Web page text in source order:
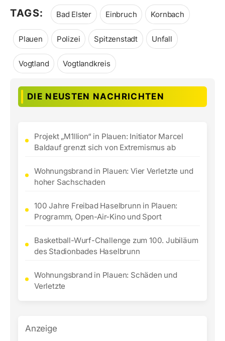
TAGS: Bad Elster Einbruch Kornbach
Plauen Polizei Spitzenstadt Unfall
Vogtland Vogtlandkreis
DIE NEUSTEN NACHRICHTEN
Projekt „M1llion“ in Plauen: Initiator Marcel
Baldauf grenzt sich von Extremismus ab
Wohnungsbrand in Plauen: Vier Verletzte und
hoher Sachschaden
100 Jahre Freibad Haselbrunn in Plauen:
Programm, Open-Air-Kino und Sport
Basketball-Wurf-Challenge zum 100. Jubiläum
des Stadionbades Haselbrunn
Wohnungsbrand in Plauen: Schäden und
Verletzte
Anzeige